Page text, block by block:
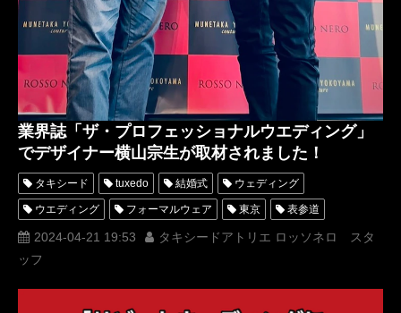
業界誌「ザ・プロフェッショナルウエディング」
でデザイナー横山宗生が取材されました！
タキシード tuxedo 結婚式 ウェディング
ウエディング フォーマルウェア 東京 表参道
スーツ オーダー レンタル オーダータキシード
レンタルタキシード
横山宗生 MUNETAKAYOKOYAMA 購入
2024-04-21 19:53
タキシードアトリエ ロッソネロ スタ
ッフ